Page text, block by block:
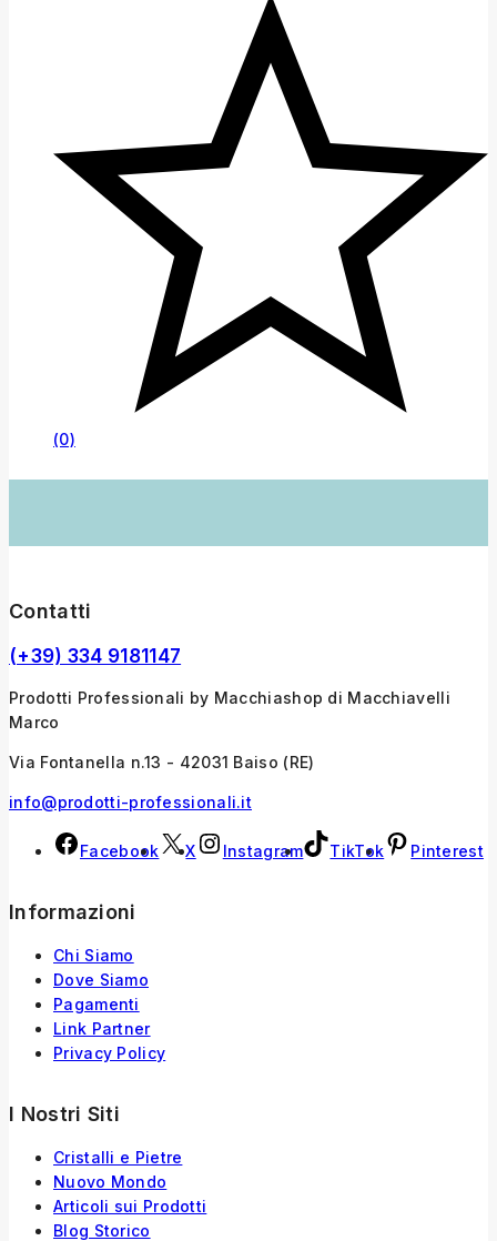
(0)
Contatti
(+39) 334 9181147
Prodotti Professionali by Macchiashop di Macchiavelli
Marco
Via Fontanella n.13 - 42031 Baiso (RE)
info@prodotti-professionali.it
Facebook X Instagram TikTok Pinterest
Informazioni
Chi Siamo
Dove Siamo
Pagamenti
Link Partner
Privacy Policy
I Nostri Siti
Cristalli e Pietre
Nuovo Mondo
Articoli sui Prodotti
Blog Storico